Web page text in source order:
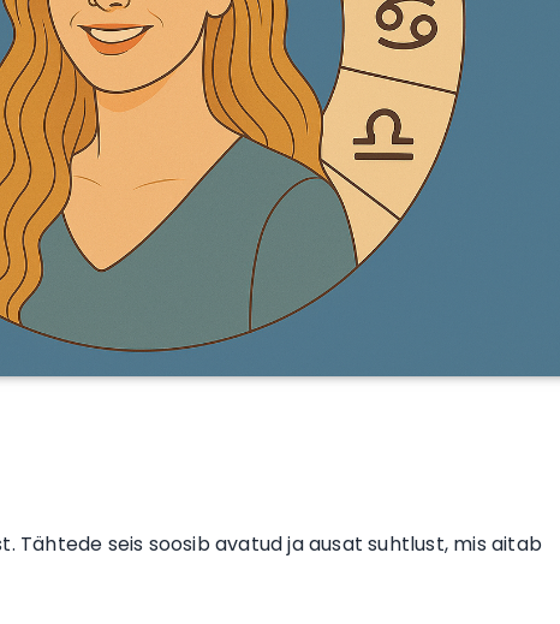
Tähtede seis soosib avatud ja ausat suhtlust, mis aitab